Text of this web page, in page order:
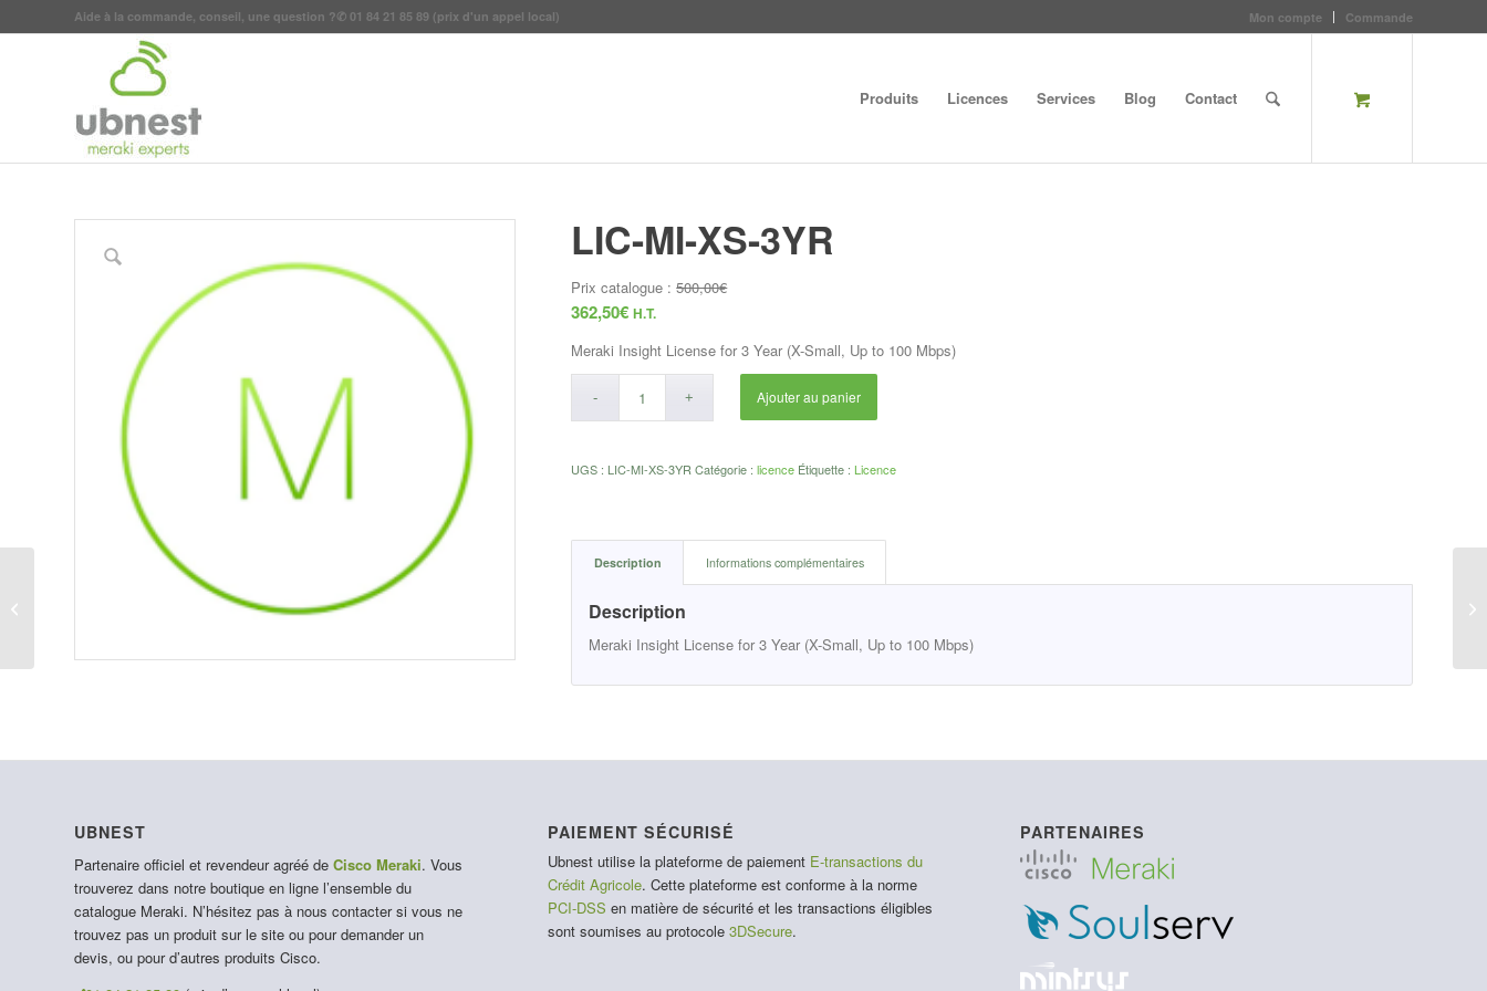
Mon compte Commande
Aide à la commande, conseil, une question ?✆ 01 84 21 85 89 (prix d'un appel local)
Produits Licences Services Blog Contact
LIC-MI-XS-3YR
Prix catalogue :500,00€
362,50€ H.T.
Meraki Insight License for 3 Year (X-Small, Up to 100 Mbps)
Ajouter au panier
UGS : LIC-MI-XS-3YR Catégorie :licence Étiquette : Licence
Description Informations complémentaires
Description
Meraki Insight License for 3 Year (X-Small, Up to 100 Mbps)
UBNEST
Partenaire officiel et revendeur agréé de Cisco Meraki. Vous
trouverez dans notre boutique en ligne l’ensemble du
catalogue Meraki. N’hésitez pas à nous contacter si vous ne
trouvez pas un produit sur le site ou pour demander un
devis, ou pour d’autres produits Cisco.
PAIEMENT SÉCURISÉ
Ubnest utilise la plateforme de paiement E-transactions du
Crédit Agricole. Cette plateforme est conforme à la norme
PCI-DSS en matière de sécurité et les transactions éligibles
sont soumises au protocole 3DSecure.
PARTENAIRES